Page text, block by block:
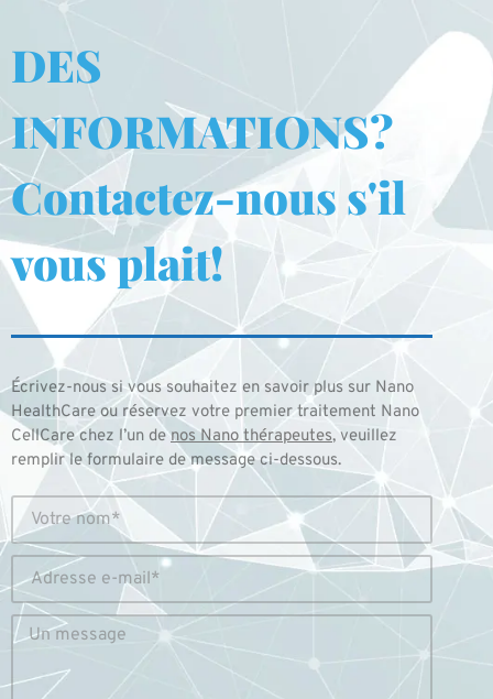
DES
INFORMATIONS?
Contactez-nous s'il
vous plait!
Écrivez-nous si vous souhaitez en savoir plus sur Nano
HealthCare ou réservez votre premier traitement Nano
CellCare chez l’un denos Nano thérapeutes, veuillez
remplir le formulaire de message ci-dessous.